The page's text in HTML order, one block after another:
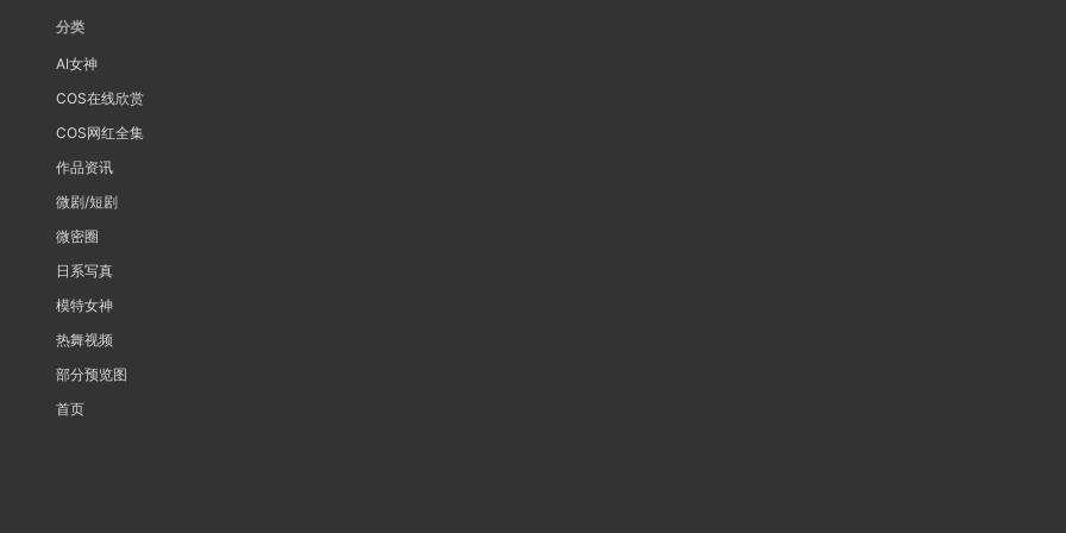
分类
AI女神
COS在线欣赏
COS网红全集
作品资讯
微剧/短剧
微密圈
日系写真
模特女神
热舞视频
部分预览图
首页